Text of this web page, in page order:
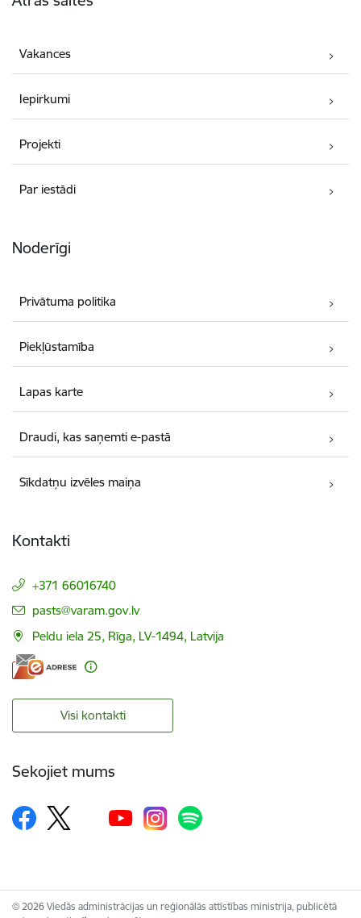
Vakances
Iepirkumi
Projekti
Par iestādi
Noderīgi
Privātuma politika
Piekļūstamība
Lapas karte
Draudi, kas saņemti e-pastā
Sīkdatņu izvēles maiņa
Kontakti
+371 66016740
E-pasts:
pasts@varam.gov.lv
Peldu iela 25, Rīga, LV-1494, Latvija
Visi kontakti
Sekojiet mums
© 2026 Viedās administrācijas un reģionālās attīstības ministrija, publicētā